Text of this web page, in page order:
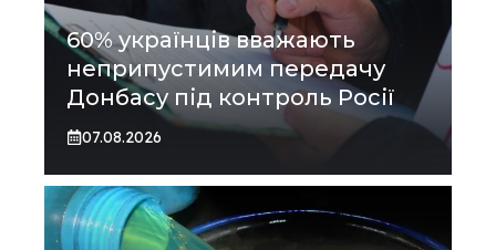
60% українців вважають
неприпустимим передачу
Донбасу під контроль Росії
07.08.2026